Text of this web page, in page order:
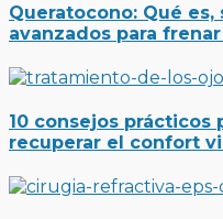
Queratocono: Qué
avanzados para
10 consejos prácticos
recuperar el confort